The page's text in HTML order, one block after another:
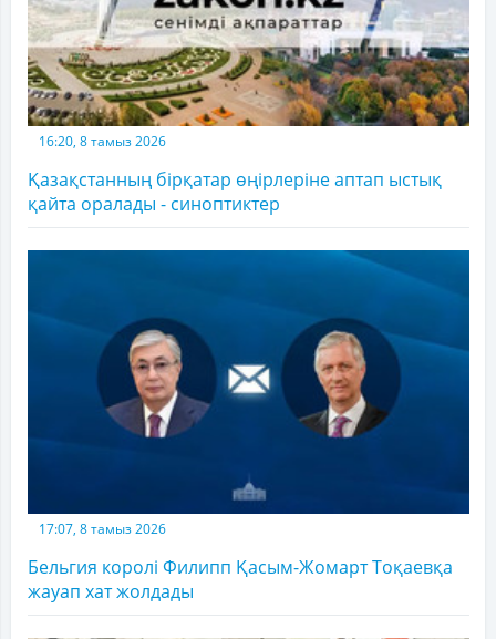
16:20, 8 тамыз 2026
Қазақстанның бірқатар өңірлеріне аптап ыстық
қайта оралады - синоптиктер
17:07, 8 тамыз 2026
Бельгия королі Филипп Қасым-Жомарт Тоқаевқа
жауап хат жолдады